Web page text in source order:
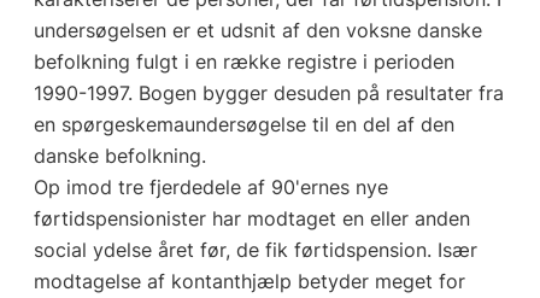
undersøgelsen er et udsnit af den voksne danske
befolkning fulgt i en række registre i perioden
1990-1997. Bogen bygger desuden på resultater fra
en spørgeskemaundersøgelse til en del af den
danske befolkning.
Op imod tre fjerdedele af 90'ernes nye
førtidspensionister har modtaget en eller anden
social ydelse året før, de fik førtidspension. Især
modtagelse af kontanthjælp betyder meget for